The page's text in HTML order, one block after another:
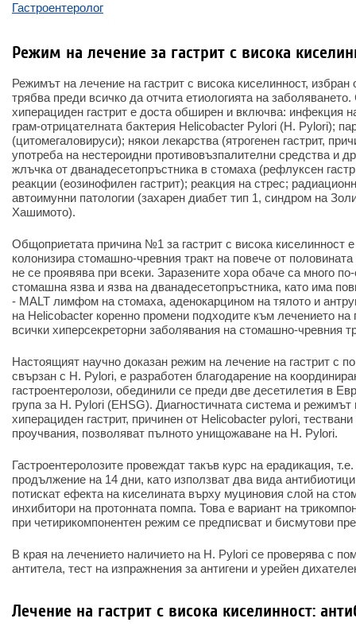
Гастроентеролог
Режим на лечение за гастрит с висока
Режимът на лечение на гастрит с висока киселинност, избран
трябва преди всичко да отчита етиологията на
хиперациден гастрит е доста обширен и включва: инфекция
грам-отрицателната бактерия Helicobacter Pylori (H. Pylori);
(цитомегаловируси); някои лекарства (ятрогенен гастрит,
употреба на нестероидни противовъзпалителни средства и
жлъчка от дванадесетопръстника в стомаха (рефлуксен
реакции (еозинофилен гастрит); реакция на стрес;
автоимунни патологии (захарен диабет тип 1, синдром на
Хашимото).
Общоприетата причина №1 за гастрит с висока киселинност
колонизира стомашно-чревния тракт на повече от
не се проявява при всеки. Заразените хора обаче са много
стомашна язва и язва на дванадесетопръстника, като има
- MALT лимфом на стомаха, аденокарцином на тялото и
на Helicobacter коренно промени подходите към лечението на
всички хиперсекреторни заболявания на стомашно-чревния
Настоящият научно доказан режим на лечение на гастрит с
свързан с H. Pylori, е разработен благодарение на
гастроентеролози, обединили се преди две десетилетия в
група за H. Pylori (EHSG). Диагностичната система и режимът
хиперациден гастрит, причинен от Helicobacter pylori,
проучвания, позволяват пълното унищожаване на H. Pylori.
Гастроентеролозите провеждат такъв курс на ерадикация,
продължение на 14 дни, като използват два вида
потискат ефекта на киселината върху муциновия слой на
инхибитори на протонната помпа. Това е вариант на
при четирикомпонентен режим се предписват и бисмутови
В края на лечението наличието на H. Pylori се проверява с
антитела, тест на изпражнения за антигени и урейен
Лечение на гастрит с висока киселинност: